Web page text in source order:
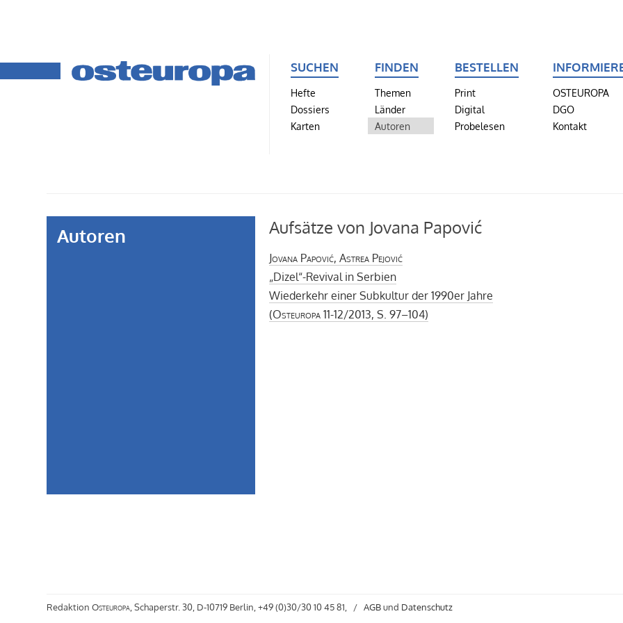
SUCHEN
Hefte
Dossiers
Karten
FINDEN
Themen
Länder
Autoren
BESTELLEN
Print
Digital
Probelesen
OSTEUROPA
DGO
Kontakt
Autoren Aufsätze von Jovana Papović
Jovana Papović, Astrea Pejović
„Dizel“-Revival in Serbien
Wiederkehr einer Subkultur der 1990er Jahre
(Osteuropa 11-12/2013, S. 97–104)
RedaktionOsteuropa , Schaperstr. 30, D-10719 Berlin, +49 (0)30/30 10 45 81, /AGBund Datenschutz